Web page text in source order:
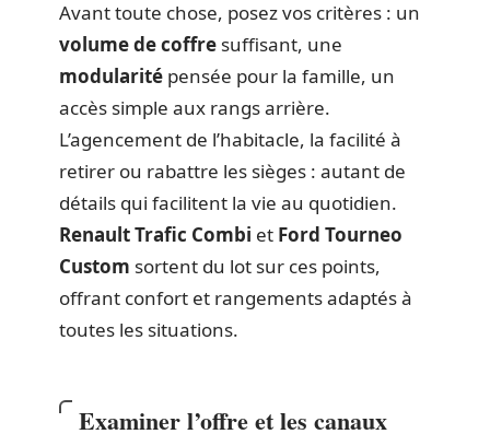
Avant toute chose, posez vos critères : un
volume de coffre suffisant, une
modularité pensée pour la famille, un
accès simple aux rangs arrière.
L’agencement de l’habitacle, la facilité à
retirer ou rabattre les sièges : autant de
détails qui facilitent la vie au quotidien.
Renault Trafic Combi et Ford Tourneo
Custom sortent du lot sur ces points,
offrant confort et rangements adaptés à
toutes les situations.
Examiner l’offre et les canaux